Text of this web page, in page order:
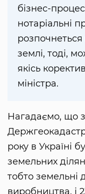
бізнес-
нотаріальні
землі, тоді,
якісь
міністра.
Нагадаємо, що
року в Україні
земельних
тобто земельні
виробництва, і